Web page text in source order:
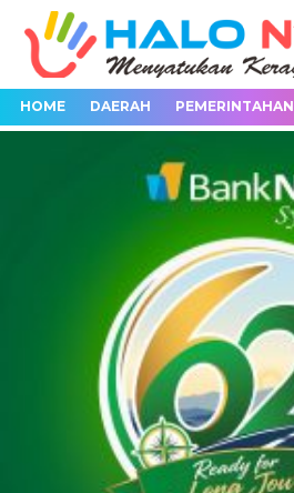
HOME DAERAH PEMERINTAHAN